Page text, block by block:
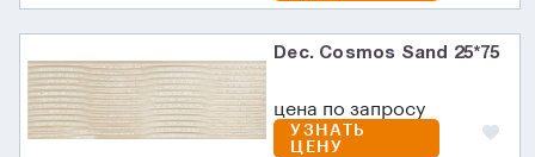
Dec. Cosmos Sand 25*75
цена по запросу
УЗНАТЬ
ЦЕНУ